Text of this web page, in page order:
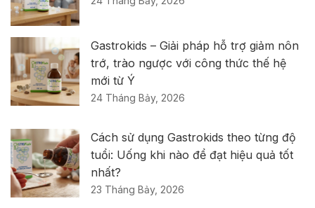
Gastrokids – Giải pháp hỗ trợ giảm nôn
trớ, trào ngược với công thức thế hệ
mới từ Ý
24 Tháng Bảy, 2026
Cách sử dụng Gastrokids theo từng độ
tuổi: Uống khi nào để đạt hiệu quả tốt
nhất?
23 Tháng Bảy, 2026